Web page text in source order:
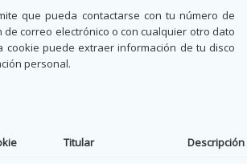
que pueda contactarse con tu número de
correo electrónico o con cualquier otro dato
cookie puede extraer información de tu disco
personal.
Titular Descripción